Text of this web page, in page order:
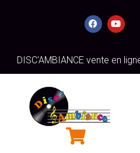
DISC'AMBIANCE vente en